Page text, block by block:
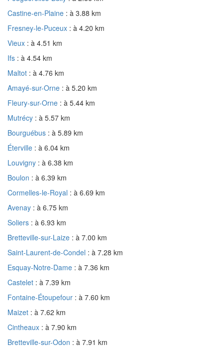
Castine-en-Plaine : à 3.88 km
Fresney-le-Puceux : à 4.20 km
Vieux : à 4.51 km
Ifs : à 4.54 km
Maltot : à 4.76 km
Amayé-sur-Orne : à 5.20 km
Fleury-sur-Orne : à 5.44 km
Mutrécy : à 5.57 km
Bourguébus : à 5.89 km
Éterville : à 6.04 km
Louvigny : à 6.38 km
Boulon : à 6.39 km
Cormelles-le-Royal : à 6.69 km
Avenay : à 6.75 km
Soliers : à 6.93 km
Bretteville-sur-Laize : à 7.00 km
Saint-Laurent-de-Condel : à 7.28 km
Esquay-Notre-Dame : à 7.36 km
Castelet : à 7.39 km
Fontaine-Étoupefour : à 7.60 km
Maizet : à 7.62 km
Cintheaux : à 7.90 km
Bretteville-sur-Odon : à 7.91 km